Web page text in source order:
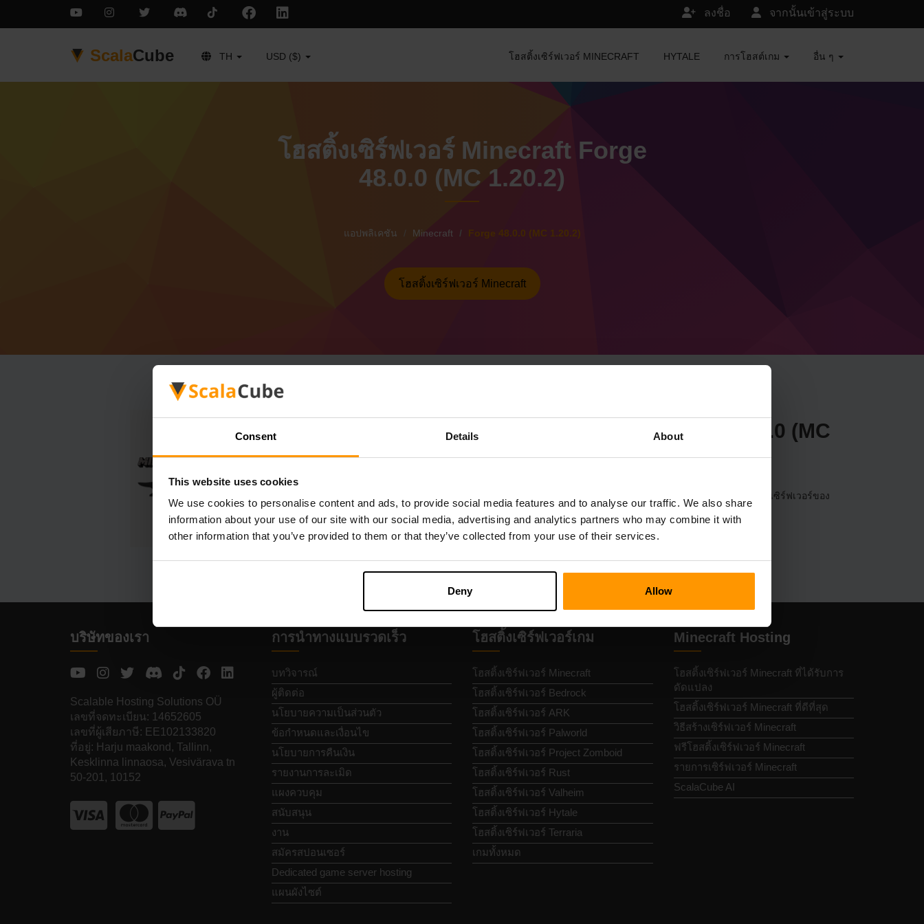
Consent Details About
This website uses cookies
We use cookies to personalise content and ads, to provide social media features and to analyse our traffic. We also share
information about your use of our site with our social media, advertising and analytics partners who may combine it with
other information that you’ve provided to them or that they’ve collected from your use of their services.
Deny Allow
จากนั้นเข้าสู่ระบบ
ลงชื่อ
ScalaCube TH USD ($) โฮสติ้งเซิร์ฟเวอร์ MINECRAFT HYTALE การโฮสต์เกม อื่น ๆ
โฮสติ้งเซิร์ฟเวอร์ Minecraft Forge
48.0.0 (MC 1.20.2)
แอปพลิเคชัน Minecraft Forge 48.0.0 (MC 1.20.2)
โฮสติ้งเซิร์ฟเวอร์ Minecraft
วิธีสร้างเซิร์ฟเวอร์ Minecraft Forge 48.0.0 (MC
1.20.2)เซิร์ฟเวอร์
(เซิร์ฟเวอร์→เลือกเซิร์ฟเวอร์ของ
คุณ→เซิร์ฟเวอร์เกม→เพิ่มเซิร์ฟเวอร์เกม→ Forge 48.0.0 (MC 1.20.2))
สนุกกับการเล่นบนเซิร์ฟเวอร์!
บริษัทของเรา
Scalable Hosting Solutions OÜ
เลขที่จดทะเบียน: 14652605
เลขที่ผู้เสียภาษี: EE102133820
ที่อยู่: Harju maakond, Tallinn,
Kesklinna linnaosa, Vesivärava tn
50-201, 10152
การนำทางแบบรวดเร็ว
บทวิจารณ์
ผู้ติดต่อ
นโยบายความเป็นส่วนตัว
ข้อกำหนดและเงื่อนไข
นโยบายการคืนเงิน
รายงานการละเมิด
แผงควบคุม
สนับสนุน
งาน
สมัครสปอนเซอร์
Dedicated game server hosting
แผนผังไซต์
โฮสติ้งเซิร์ฟเวอร์เกม
โฮสติ้งเซิร์ฟเวอร์ Minecraft
โฮสติ้งเซิร์ฟเวอร์ Bedrock
โฮสติ้งเซิร์ฟเวอร์ ARK
โฮสติ้งเซิร์ฟเวอร์ Palworld
โฮสติ้งเซิร์ฟเวอร์ Project Zomboid
โฮสติ้งเซิร์ฟเวอร์ Rust
โฮสติ้งเซิร์ฟเวอร์ Valheim
โฮสติ้งเซิร์ฟเวอร์ Hytale
โฮสติ้งเซิร์ฟเวอร์ Terraria
เกมทั้งหมด
Minecraft Hosting
โฮสติ้งเซิร์ฟเวอร์ Minecraft ที่ได้รับการ
ดัดแปลง
โฮสติ้งเซิร์ฟเวอร์ Minecraft ที่ดีที่สุด
วิธีสร้างเซิร์ฟเวอร์ Minecraft
ฟรีโฮสติ้งเซิร์ฟเวอร์ Minecraft
รายการเซิร์ฟเวอร์ Minecraft
ScalaCube AI